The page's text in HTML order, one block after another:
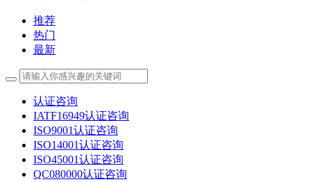
推荐
热门
最新
认证咨询
IATF16949认证咨询
ISO9001认证咨询
ISO14001认证咨询
ISO45001认证咨询
QC080000认证咨询